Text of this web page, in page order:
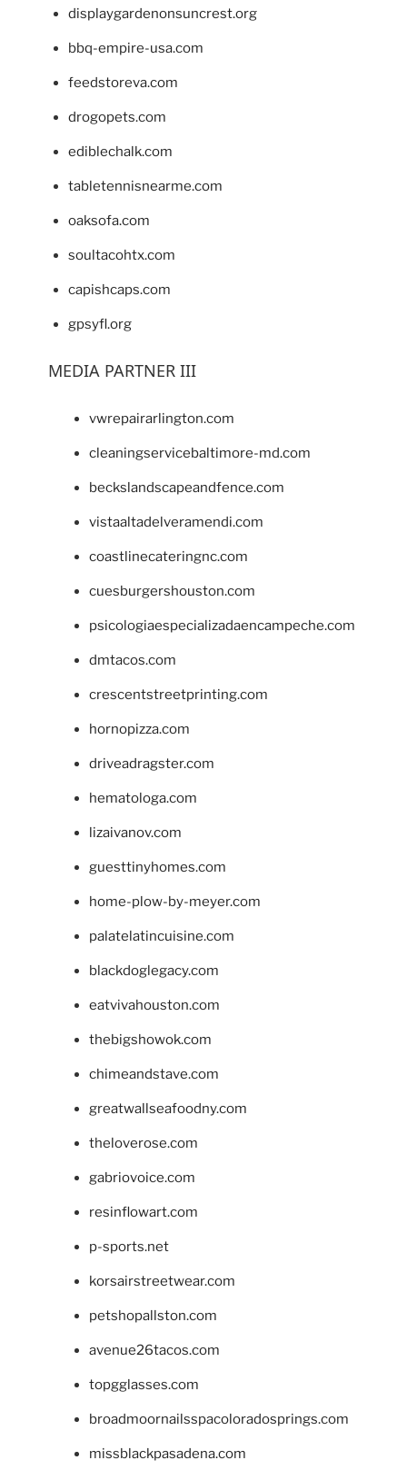
displaygardenonsuncrest.org
bbq-empire-usa.com
feedstoreva.com
drogopets.com
ediblechalk.com
tabletennisnearme.com
oaksofa.com
soultacohtx.com
capishcaps.com
gpsyfl.org
MEDIA PARTNER III
vwrepairarlington.com
cleaningservicebaltimore-md.com
beckslandscapeandfence.com
vistaaltadelveramendi.com
coastlinecateringnc.com
cuesburgershouston.com
psicologiaespecializadaencampeche.com
dmtacos.com
crescentstreetprinting.com
hornopizza.com
driveadragster.com
hematologa.com
lizaivanov.com
guesttinyhomes.com
home-plow-by-meyer.com
palatelatincuisine.com
blackdoglegacy.com
eatvivahouston.com
thebigshowok.com
chimeandstave.com
greatwallseafoodny.com
theloverose.com
gabriovoice.com
resinflowart.com
p-sports.net
korsairstreetwear.com
petshopallston.com
avenue26tacos.com
topgglasses.com
broadmoornailsspacoloradosprings.com
missblackpasadena.com